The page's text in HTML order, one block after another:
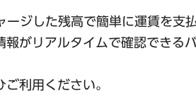
ジした残高で簡単に運賃を支
がリアルタイムで確認できる
利用ください。